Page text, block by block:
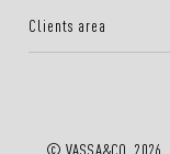
Clients area
© VASSA&CO, 2026